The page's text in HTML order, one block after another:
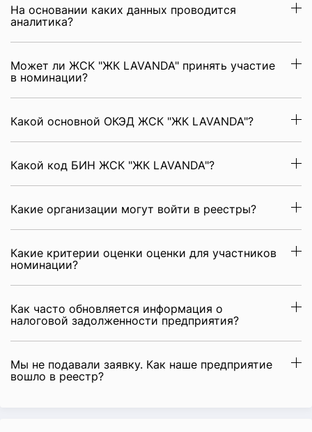
На основании каких данных проводится
аналитика?
Может ли ЖСК "ЖК LAVANDA" принять участие
в номинации?
Какой основной ОКЭД ЖСК "ЖК LAVANDA"?
Какой код БИН ЖСК "ЖК LAVANDA"?
Какие организации могут войти в реестры?
Какие критерии оценки оценки для участников
номинации?
Как часто обновляется информация о
налоговой задолженности предприятия?
Мы не подавали заявку. Как наше предприятие
вошло в реестр?